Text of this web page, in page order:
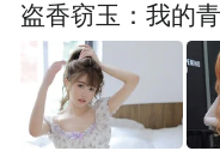
盗香窃玉：我的